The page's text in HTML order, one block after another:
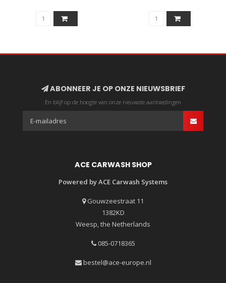
ABONNEER JE OP ONZE NIEUWSBRIEF
En blijf op de hoogte van onze nieuwste aanbiedingen
ACE CARWASH SHOP
Powered by ACE Carwash Systems
Gouwzeestraat 11
1382KD
Weesp, the Netherlands
085-0718365
bestel@ace-europe.nl